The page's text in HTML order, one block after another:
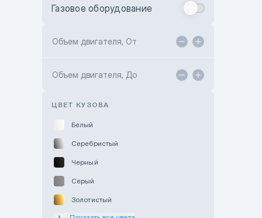
Toyota Kokshetau
Hyundai ShymCity
Газовое оборудование
Объем двигателя, От
Объем двигателя, До
ЦВЕТ КУЗОВА
Белый
Серебристый
Черный
Серый
Золотистый